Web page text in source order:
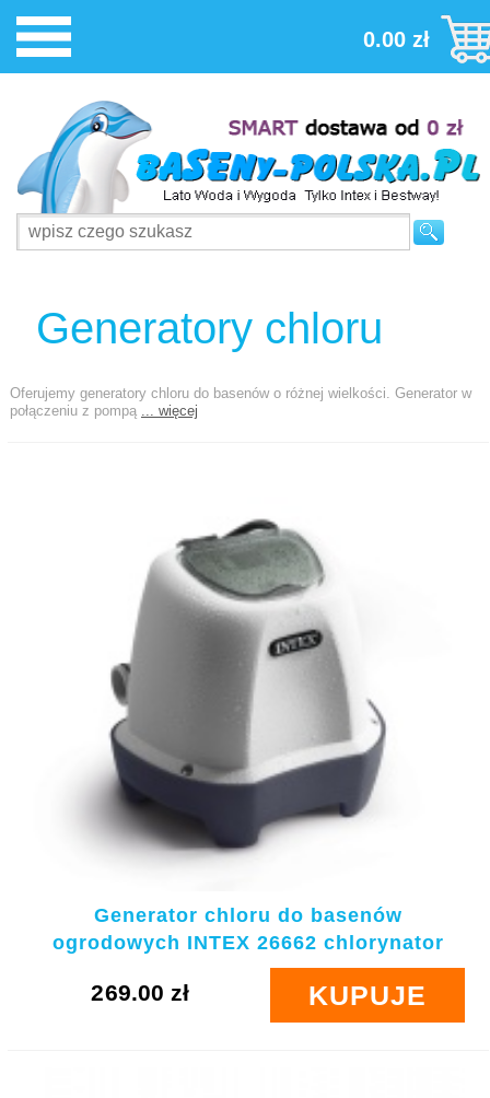
0.00 zł
Generatory chloru
Oferujemy generatory chloru do basenów o różnej wielkości. Generator w
połączeniu z pompą ... więcej
Generator chloru do basenów
ogrodowych INTEX 26662 chlorynator
KUPUJE
269.00 zł